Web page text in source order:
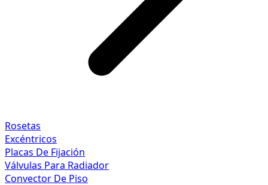
Rosetas
Excéntricos
Placas De Fijación
Válvulas Para Radiador
Convector De Piso